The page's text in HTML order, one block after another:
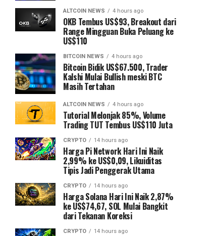
ALTCOIN NEWS 4 hours ago
OKB Tembus US$93, Breakout dari
Range Mingguan Buka Peluang ke
US$110
BITCOIN NEWS 4 hours ago
Bitcoin Bidik US$67.500, Trader
Kalshi Mulai Bullish meski BTC
Masih Tertahan
ALTCOIN NEWS 4 hours ago
Tutorial Melonjak 85%, Volume
Trading TUT Tembus US$110 Juta
CRYPTO 14 hours ago
Harga Pi Network Hari Ini Naik
2,99% ke US$0,09, Likuiditas
Tipis Jadi Penggerak Utama
CRYPTO 14 hours ago
Harga Solana Hari Ini Naik 2,87%
ke US$74,67, SOL Mulai Bangkit
dari Tekanan Koreksi
CRYPTO 14 hours ago